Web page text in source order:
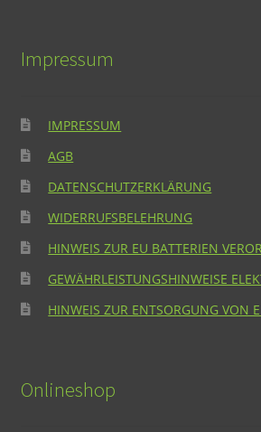
Impressum
IMPRESSUM
AGB
DATENSCHUTZERKLÄRUNG
WIDERRUFSBELEHRUNG
HINWEIS ZUR EU BATTERIEN
GEWÄHRLEISTUNGSHINWEISE
HINWEIS ZUR ENTSORGUNG VON
Onlineshop